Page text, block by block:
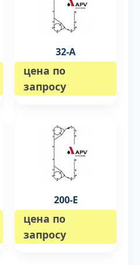
32-А
цена по
запросу
200-E
цена по
запросу